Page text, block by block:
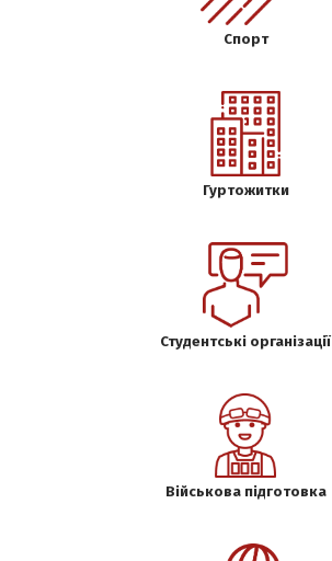
Спорт
Гуртожитки
Студентські організації
Військова підготовка